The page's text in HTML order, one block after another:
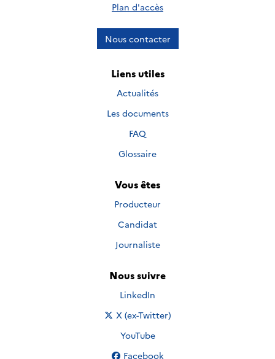
Plan d'accès
Nous contacter
Liens utiles
Actualités
Les documents
FAQ
Glossaire
Vous êtes
Producteur
Candidat
Journaliste
Nous suivre
Nous suivre sur
LinkedIn
Nous suivre sur
X (ex-Twitter)
Nous suivre sur
YouTube
Nous suivre sur
Facebook